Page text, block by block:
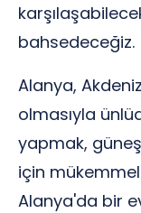
bahsedeceğiz.
Alanya,
olmasıyla
yapmak,
için
Alanya'da bir